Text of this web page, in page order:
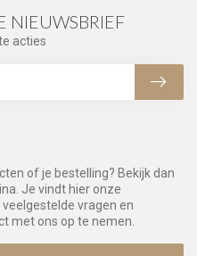
of je bestelling? Bekijk dan
Je vindt hier onze
vragen en
met ons op te nemen.
NIEUWSBRIEF
acties